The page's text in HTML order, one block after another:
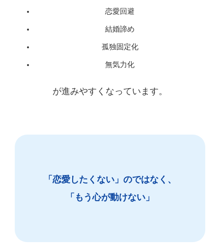
恋愛回避
結婚諦め
孤独固定化
無気力化
が進みやすくなっています。
「恋愛したくない」のではなく、
「もう心が動けない」